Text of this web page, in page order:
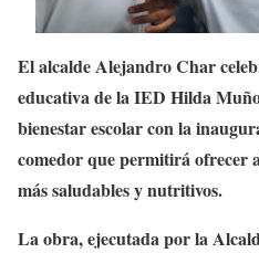
El alcalde Alejandro Char
educativa de la IED Hilda
bienestar escolar con la
comedor que permitirá ofrecer
más saludables y nutritivos.
La obra, ejecutada por la